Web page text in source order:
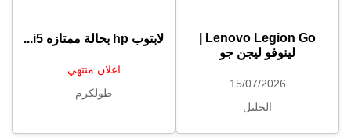
لينوفو ليجن جو
15/07/2026
الخليل
لابتوب ⁦⁦hp⁩⁩ بحالة ممتازه ⁦⁦i5⁩⁩...
اعلان منتهي
طولكرم